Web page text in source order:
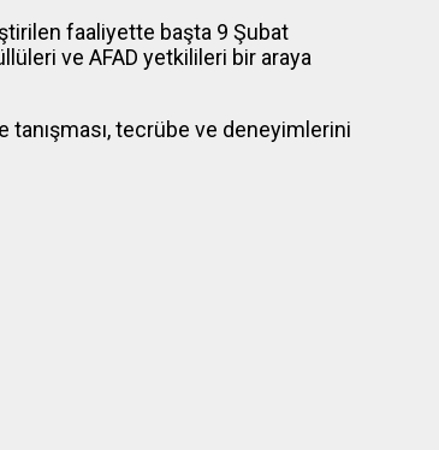
faaliyette başta 9 Şubat
ve AFAD yetkilileri bir araya
tecrübe ve deneyimlerini